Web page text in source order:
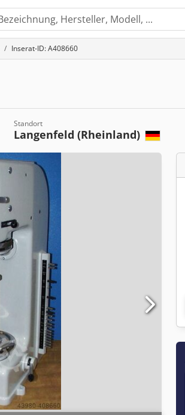
Inserat-ID: A408660
Standort
Langenfeld (Rheinland)